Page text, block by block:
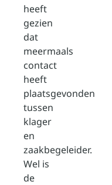
heeft
gezien
dat
meermaals
contact
heeft
plaatsgevonden
tussen
klager
en
zaakbegeleider.
Wel is
de